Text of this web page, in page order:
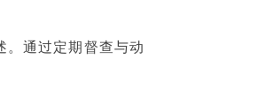
通过定期督查与动